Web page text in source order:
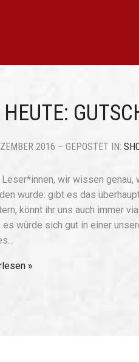
2016 – GEPOSTET IN:
wir wissen genau,
wurde: gibt es das
könnt ihr uns auch immer
es würde sich gut in einer